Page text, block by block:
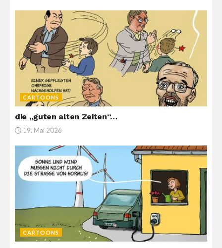
CARTOONS
die „guten alten Zeiten“…
19. Mai 2026
CARTOONS